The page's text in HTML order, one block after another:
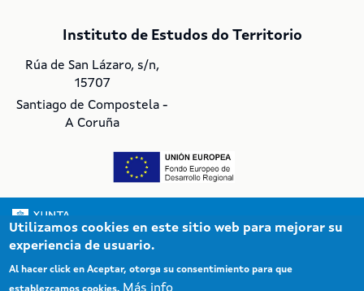
Instituto de Estudos do Territorio
Rúa de San Lázaro, s/n,
15707
Santiago de Compostela -
A Coruña
© Xunta de Galicia. Información mantenida y publicada en Internet por la
Xunta de Galicia
Atención a la ciudadanía
Utilizamos cookies en este sitio web para mejorar su
experiencia de usuario.
Al hacer click en Aceptar, otorga su consentimiento para que